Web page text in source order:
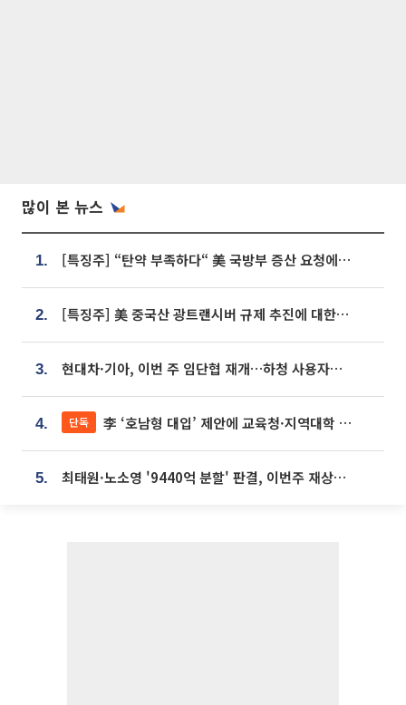
많이 본 뉴스
1. [특징주] “탄약 부족하다“ 美 국방부 증산 요청에⋯국내 방산주 급등세
2. [특징주] 美 중국산 광트랜시버 규제 추진에 대한광통신 등 광통신株 강세
3. 현대차·기아, 이번 주 임단협 재개…하청 사용자성 재심도 ‘변수’
4. 단독 李 ‘호남형 대입’ 제안에 교육청·지역대학 서·논술형 입시 연계 '착수'
5. 최태원·노소영 '9440억 분할' 판결, 이번주 재상고 여부 주목